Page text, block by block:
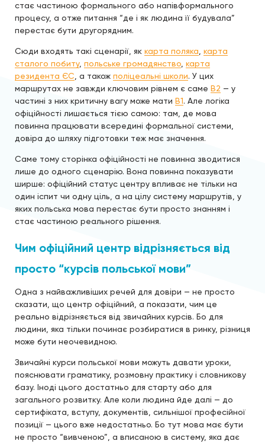
стає частиною формального або напівформального
процесу, а отже питання “де і як людина її будувала”
перестає бути другорядним.
Сюди входять такі сценарії, як карта поляка карта
сталого побиту, польське громадянство карта
резидента ЄС , а також поліцеальні школи. У цих
маршрутах не завжди ключовим рівнем є саме B2 — у
частині з них критичну вагу може мати B1. Але логіка
офіційності лишається тією самою: там, де мова
повинна працювати всередині формальної системи,
довіра до шляху підготовки теж має значення.
Саме тому сторінка офіційності не повинна зводитися
лише до одного сценарію. Вона повинна показувати
ширше: офіційний статус центру впливає не тільки на
один іспит чи одну ціль, а на цілу систему маршрутів, у
яких польська мова перестає бути просто знанням і
стає частиною реального рішення.
Чим офіційний центр відрізняється від
просто “курсів польської мови”
Одна з найважливіших речей для довіри — не просто
сказати, що центр офіційний, а показати, чим це
реально відрізняється від звичайних курсів. Бо для
людини, яка тільки починає розбиратися в ринку, різниця
може бути неочевидною.
Звичайні курси польської мови можуть давати уроки,
пояснювати граматику, розмовну практику і словникову
базу. Іноді цього достатньо для старту або для
загального розвитку. Але коли людина йде далі — до
сертифіката, вступу, документів, сильнішої професійної
позиції — цього вже недостатньо. Бо тут мова має бути
не просто “вивченою”, а вписаною в систему, яка дає